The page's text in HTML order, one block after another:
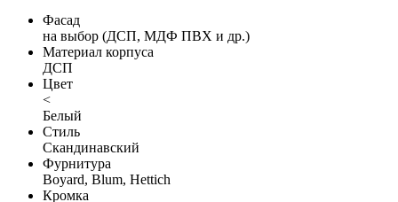
Фасад
на выбор (ДСП, МДФ ПВХ и др.)
Материал корпуса
ДСП
Цвет
<
Белый
Стиль
Скандинавский
Фурнитура
Boyard, Blum, Hettich
Кромка